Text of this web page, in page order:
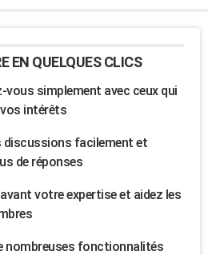
EN QUELQUES CLICS
vous simplement avec ceux qui
intérêts
discussions facilement et
de réponses
votre expertise et aidez les
nombreuses fonctionnalités